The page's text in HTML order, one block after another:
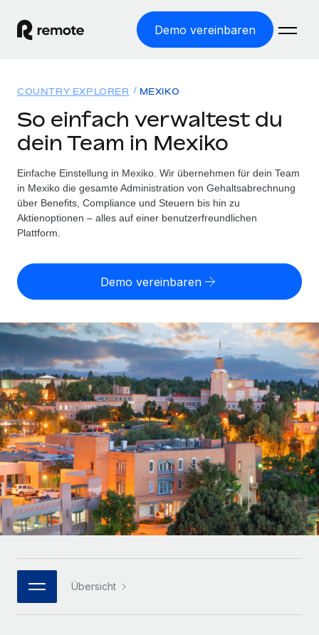
Demo vereinbaren
WELTWEITE BESCHÄFTIGUNG
Globale Payroll
Einfache, rechtssicher Payroll
Employer of Record
Weltweites Wachstum ohne Kosten für Niederlassungen
Contractor of Record
Rechtssichere, weltweite Arbeit mit Freelancer:innen
Globales Onboarding und Verwalten von
Freelancer:innen
PEO
Auslagern von komplexen HR-Aufgaben
INFRASTRUKTUR
Remote Embedded
Nahtlose Integration der HR in bestehende Abläufe
Plattform
Integrierte HR-Kernfunktionen für dein Team
MCP
Integrationen
Lösungen
WELTWEITE ABDECKUNG
Country Explorer
Länderspezifische Unterstützung bei der Einstellung
Einfache Einstellung in allen US-Bundesstaaten
WACHSTUMSPHASE
Startups
Agile HR- und Payroll-Lösungen für wachsende
Unternehmen
Mittelstand
Maßgeschneiderte HR-Lösungen, um Teams zu
vergrößern
Enterprise
Globale HR für Konzerne und Großunternehmen
PARTNER WERDEN
Flexible Einbettung von Global-HR-Funktionen in deine
Ressourcen
TOOLS UND RECHNER
Scheinselbstständigkeitsrisiko berechnen
Personalkostenrechner
Gesamtbeschäftigungskosten
Honorarzahlungen berechnen
Informationen zu möglichen Währungen und
Abwicklungsfristen für globale Freelancer:innen
LERNEN MIT REMOTE
Forschung und Leitfäden
Fallstudien
HR-Glossar
Bibliothek für Stellenbeschreibungen
Webinare
Preise
Français
Deutsch
Español
Italiano
Português (Portugal)
한국어
Anmelden
COUNTRY EXPLORER MEXIKO
So einfach verwaltest du
dein Team in Mexiko
Einfache Einstellung in Mexiko. Wir übernehmen für dein Team
in Mexiko die gesamte Administration von Gehaltsabrechnung
über Benefits, Compliance und Steuern bis hin zu
Aktienoptionen – alles auf einer benutzerfreundlichen
Plattform.
Demo vereinbaren
Übersicht